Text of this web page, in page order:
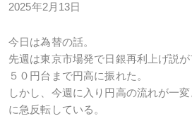
2025年2月13日
今日は為替の話。
先週は東京市場発で日銀再利上げ説
５０円台まで円高に振れた。
しかし、今週に入り円高の流れが一
に急反転している。